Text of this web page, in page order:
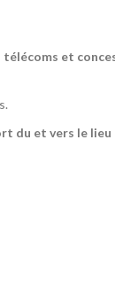
télécoms et
du et vers le